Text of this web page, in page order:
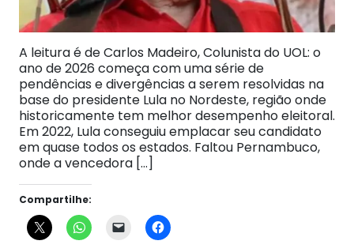
A leitura é de Carlos Madeiro, Colunista do UOL: o
ano de 2026 começa com uma série de
pendências e divergências a serem resolvidas na
base do presidente Lula no Nordeste, região onde
historicamente tem melhor desempenho eleitoral.
Em 2022, Lula conseguiu emplacar seu candidato
em quase todos os estados. Faltou Pernambuco,
onde a vencedora […]
Compartilhe: